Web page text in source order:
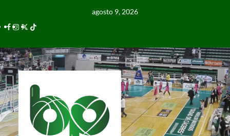
agosto 9, 2026